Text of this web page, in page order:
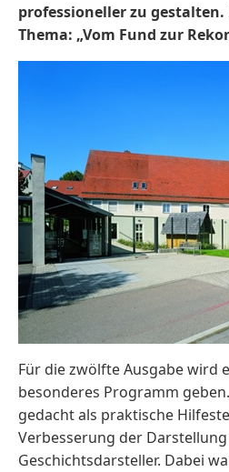
professioneller zu
Thema: „Vom Fund zur
Für die zwölfte Ausgabe wird
besonderes Programm
gedacht als praktische
Verbesserung der
Geschichtsdarsteller. Dabei